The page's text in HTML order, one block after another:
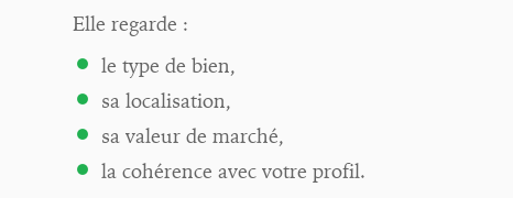
Elle regarde :
le type de bien,
sa localisation,
sa valeur de marché,
la cohérence avec votre profil.